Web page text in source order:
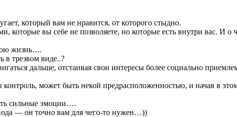
который вам не нравится, от которого стыдно.
которые вы себе не позволяете, но которые есть внутри вас. И
жизнь….
в трезвом виде..?
дальше, отстаивая свои интересы более социально
может быть некой предрасположенностью, и начав в
сильные эмоции….
— он точно вам для чего-то нужен…))